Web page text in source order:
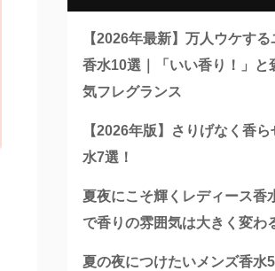
【2026年最新】万人ウケす
香水10選｜「いい香り！」と
気フレグランス
【2026年版】さりげなく香
水7選！
夏夜にこそ輝くレディース香
で香りの雰囲気は大きく変わ
夏の夜につけたいメンズ香水